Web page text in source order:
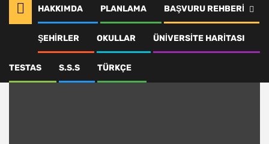
HAKKIMDA PLANLAMA BAŞVURU REHBERI
ŞEHIRLER OKULLAR ÜNIVERSITE HARITASI
TESTAS S.S.S TÜRKÇE
Almanya başvuru